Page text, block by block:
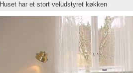
Huset har et stort veludstyret køkken